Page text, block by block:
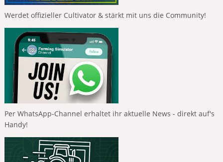
Werdet offizieller Cultivator & stärkt mit uns die Community!
Per WhatsApp-Channel erhaltet ihr aktuelle News - direkt auf's
Handy!